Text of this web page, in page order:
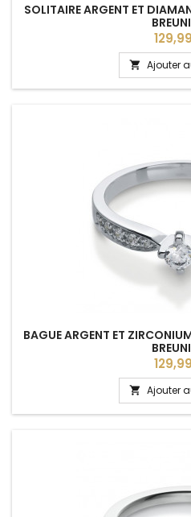
SOLITAIRE ARGENT ET
Prix
 Ajouter
BAGUE ARGENT ET
Prix
 Ajouter